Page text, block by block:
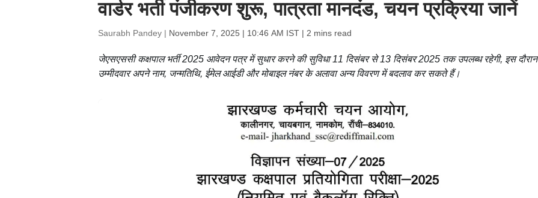
वार्डर भर्ती पंजीकरण शुरू, पात्रता मानदंड, चयन प्रक्रिया जानें
Saurabh Pandey | November 7, 2025 | 10:46 AM IST| 2 mins read
जेएसएससी कक्षपाल भर्ती 2025 आवेदन पत्र में सुधार करने की सुविधा 11 दिसंबर से 13 दिसंबर 2025 तक उपलब्ध रहेगी, इस दौरान
उम्मीदवार अपने नाम, जन्मतिथि, ईमेल आईडी और मोबाइल नंबर के अलावा अन्य विवरण में बदलाव कर सकते हैं।